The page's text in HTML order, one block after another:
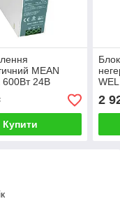
MEAN
600Вт 24В
Купити
2